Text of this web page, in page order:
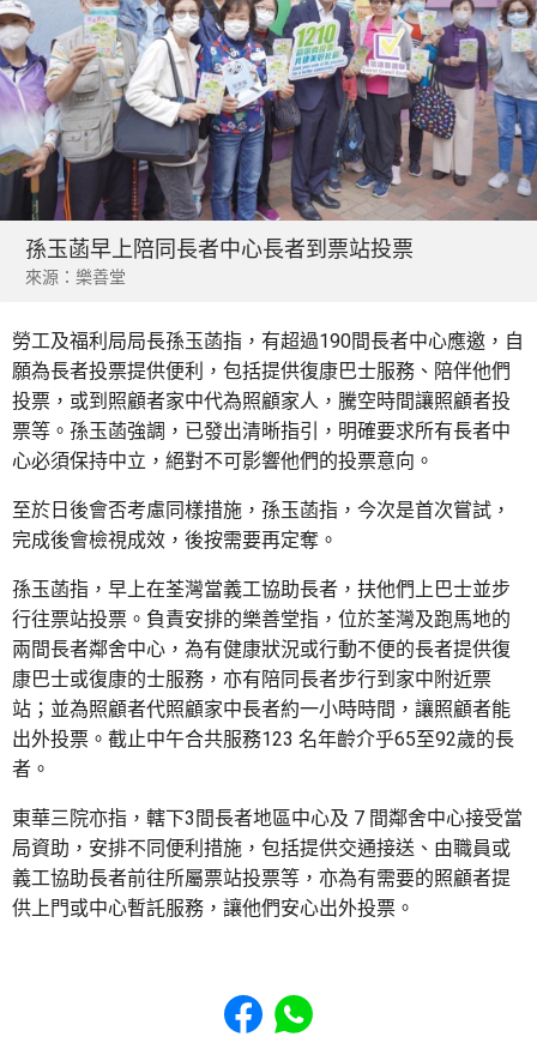
孫玉菡早上陪同長者中心長者到票站投票
來源：樂善堂
勞工及福利局局長孫玉菡指，有超過190間長者中心應邀，自
願為長者投票提供便利，包括提供復康巴士服務、陪伴他們
投票，或到照顧者家中代為照顧家人，騰空時間讓照顧者投
票等。孫玉菡強調，已發出清晰指引，明確要求所有長者中
心必須保持中立，絕對不可影響他們的投票意向。
至於日後會否考慮同樣措施，孫玉菡指，今次是首次嘗試，
完成後會檢視成效，後按需要再定奪。
孫玉菡指，早上在荃灣當義工協助長者，扶他們上巴士並步
行往票站投票。負責安排的樂善堂指，位於荃灣及跑馬地的
兩間長者鄰舍中心，為有健康狀況或行動不便的長者提供復
康巴士或復康的士服務，亦有陪同長者步行到家中附近票
站；並為照顧者代照顧家中長者約一小時時間，讓照顧者能
出外投票。截止中午合共服務123 名年齡介乎65至92歲的長
者。
東華三院亦指，轄下3間長者地區中心及 7 間鄰舍中心接受當
局資助，安排不同便利措施，包括提供交通接送、由職員或
義工協助長者前往所屬票站投票等，亦為有需要的照顧者提
供上門或中心暫託服務，讓他們安心出外投票。
Share to Facebook
Share to WhatsApp